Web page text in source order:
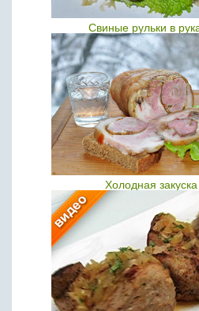
Свиные рульки в
Холодная